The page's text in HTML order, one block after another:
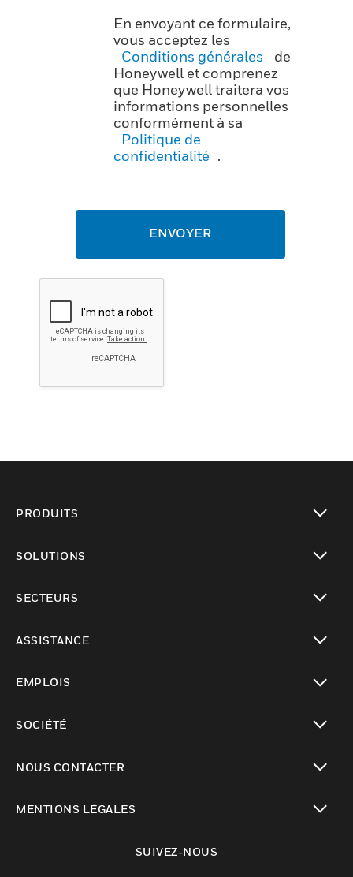
En envoyant ce formulaire,
vous acceptez les
Conditions générales
de
Honeywell et comprenez
que Honeywell traitera vos
informations personnelles
conformément à sa
Politique de
confidentialité .
ENVOYER
PRODUITS
SOLUTIONS
SECTEURS
ASSISTANCE
EMPLOIS
SOCIÉTÉ
NOUS CONTACTER
MENTIONS LÉGALES
SUIVEZ-NOUS